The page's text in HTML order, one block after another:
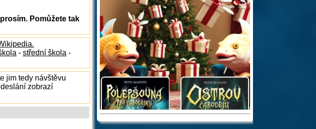
Pomůžete tak
- střední škola -
jim tedy návštěvu
zobrazí